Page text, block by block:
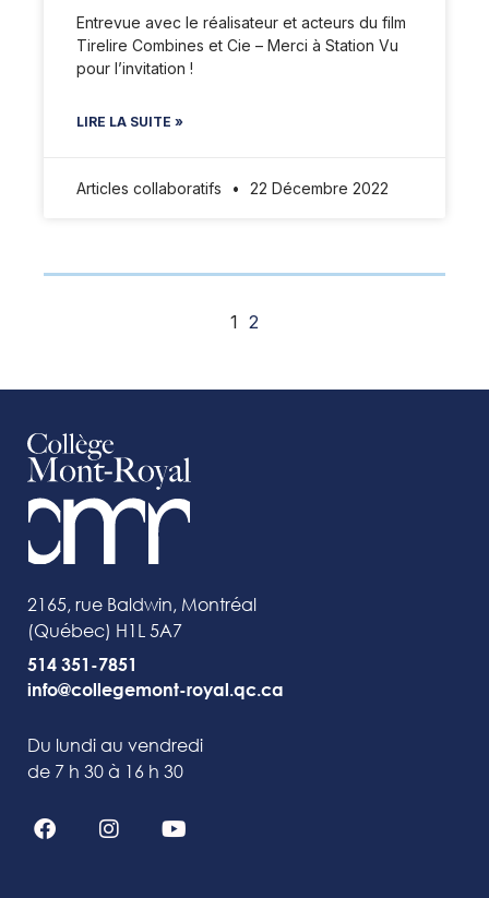
Entrevue avec le réalisateur et acteurs du film
Tirelire Combines et Cie – Merci à Station Vu
pour l’invitation !
LIRE LA SUITE »
Articles collaboratifs 22 Décembre 2022
1 2
2165, rue Baldwin, Montréal
(Québec) H1L 5A7
514 351-7851
info@collegemont-royal.qc.ca
Du lundi au vendredi
de 7 h 30 à 16 h 30